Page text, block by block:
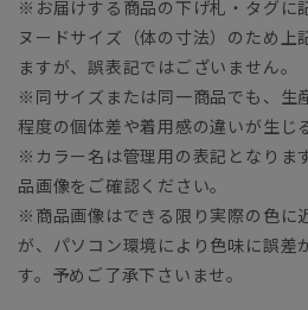
※お届けする商品の下げ札・タグに
ヌードサイズ（体の寸法）のため上
ますが、誤表記ではございません。
※同サイズまたは同一商品でも、生
程度の個体差や着用感の違いが生じ
※カラー名は管理用の表記となりま
品画像をご確認ください。
※商品画像はできる限り実際の色に
が、パソコン環境により色味に誤差
す。予めご了承下さいませ。